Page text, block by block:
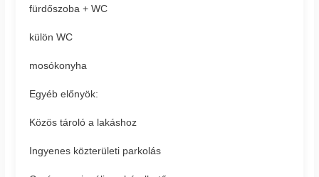
fürdőszoba + WC
külön WC
mosókonyha
Egyéb előnyök:
Közös tároló a lakáshoz
Ingyenes közterületi parkolás